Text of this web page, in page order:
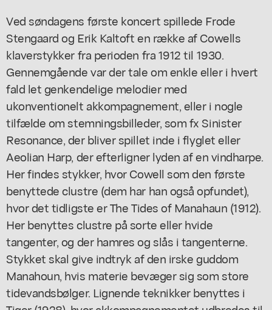
Ved søndagens første koncert spillede Frode
Stengaard og Erik Kaltoft en række af Cowells
klaverstykker fra perioden fra 1912 til 1930.
Gennemgående var der tale om enkle eller i hvert
fald let genkendelige melodier med
ukonventionelt akkompagnement, eller i nogle
tilfælde om stemningsbilleder, som fx Sinister
Resonance, der bliver spillet inde i flyglet eller
Aeolian Harp, der efterligner lyden af en vindharpe.
Her findes stykker, hvor Cowell som den første
benyttede clustre (dem har han også opfundet),
hvor det tidligste er The Tides of Manahaun (1912).
Her benyttes clustre på sorte eller hvide
tangenter, og der hamres og slås i tangenterne.
Stykket skal give indtryk af den irske guddom
Manahoun, hvis materie bevæger sig som store
tidevandsbølger. Lignende teknikker benyttes i